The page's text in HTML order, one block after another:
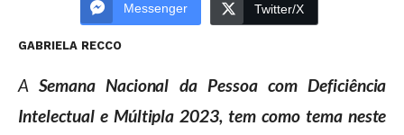
Messenger Twitter/X
GABRIELA RECCO
ASemana Nacional da Pessoa com Deficiência
Intelectual e Múltipla 2023, tem como tema neste